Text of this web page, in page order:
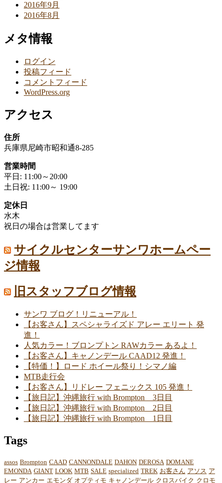
2016年9月
2016年8月
メタ情報
ログイン
投稿フィード
コメントフィード
WordPress.org
アクセス
住所
兵庫県尼崎市昭和通8-285
営業時間
平日: 11:00～20:00
土日祝: 11:00～ 19:00
定休日
水木
祝日の場合は営業してます
サイクルセンターサンワホームペー
ジ情報
旧スタッフブログ情報
サンワ ブログ！リニューアル！
【お客さん】スペシャライズド アレー エリート 発
進！
人気カラー！ブロンプトン RAWカラー あるよ！
【お客さん】キャノンデール CAAD12 発進！
【特価！】ロード ホイール祭り！シマノ編
MTB走行会
【お客さん】リドレー フェニックス 105 発進！
【旅日記】沖縄旅行 with Brompton 3日目
【旅日記】沖縄旅行 with Brompton 2日目
【旅日記】沖縄旅行 with Brompton 1日目
Tags
assos Brompton CAAD CANNONDALE DAHON DEROSA DOMANE
EMONDA GIANT LOOK MTB SALE specialized TREK お客さん アソス ア
レー アンカー エモンダ オプティモ キャノンデール クロスバイク クロモ